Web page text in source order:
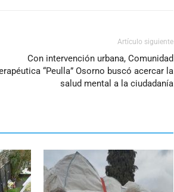
Artículo siguiente
Con intervención urbana, Comunidad
“Peulla” Osorno buscó acercar la
salud mental a la ciudadanía